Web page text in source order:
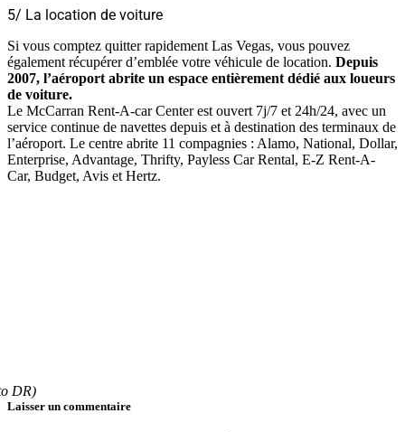
5/ La location de voiture
Si vous comptez quitter rapidement Las Vegas, vous pouvez
également récupérer d’emblée votre véhicule de location. Depuis
2007, l’aéroport abrite un espace entièrement dédié aux loueurs
de voiture.
Le McCarran Rent-A-car Center est ouvert 7j/7 et 24h/24, avec un
service continue de navettes depuis et à destination des terminaux de
l’aéroport. Le centre abrite 11 compagnies : Alamo, National, Dollar,
Enterprise, Advantage, Thrifty, Payless Car Rental, E-Z Rent-A-
Car, Budget, Avis et Hertz.
DR)
Laisser un commentaire